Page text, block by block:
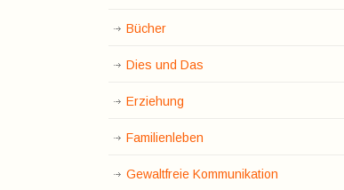
Bücher
Dies und Das
Erziehung
Familienleben
Gewaltfreie Kommunikation